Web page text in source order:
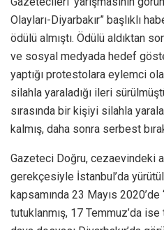
Olayları-Diyarbakır” başlıklı
ödülü almıştı. Ödülü aldıktan
ve sosyal medyada hedef
yaptığı protestolara eylemci
silahla yaraladığı ileri
sırasında bir kişiyi silahla
kalmış, daha sonra serbest
Gazeteci Doğru, cezaevindeki
gerekçesiyle İstanbul’da
kapsamında 23 Mayıs
tutuklanmış, 17 Temmuz’da